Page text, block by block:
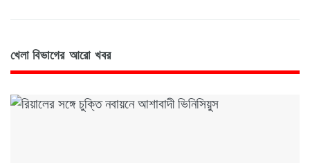
খেলা বিভাগের আরো খবর